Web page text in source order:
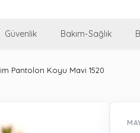
Güvenlik Bakım-Sağlık
Pantolon Koyu Mavi 1520